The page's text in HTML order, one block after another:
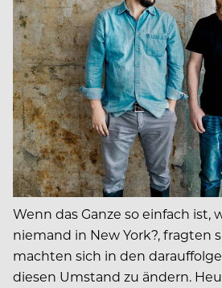
Wenn das Ganze so einfach ist,
niemand in New York?, fragten
machten sich in den
diesen Umstand zu ändern.